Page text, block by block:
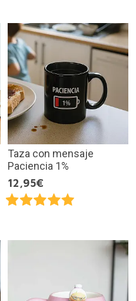
Taza con mensaje
Paciencia 1%
12,95€